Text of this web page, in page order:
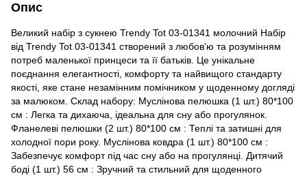
Опис
Великий набір з сукнею Trendy Tot 03-01341 молочний Набір
від Trendy Tot 03-01341 створений з любов'ю та розумінням
потреб маленької принцеси та її батьків. Це унікальне
поєднання елегантності, комфорту та найвищого стандарту
якості, яке стане незамінним помічником у щоденному догляді
за малюком. Склад набору: Муслінова пелюшка (1 шт.) 80*100
см : Легка та дихаюча, ідеальна для сну або прогулянок.
Фланелеві пелюшки (2 шт.) 80*100 см : Теплі та затишні для
холодної пори року. Муслінова ковдра (1 шт.) 80*100 см :
Забезпечує комфорт під час сну або на прогулянці. Дитячий
боді (1 шт.) 56 см : Зручний та стильний для щоденного